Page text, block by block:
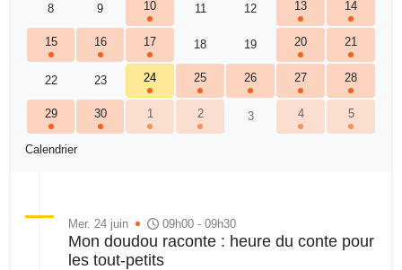
Calendrier
8 9 10 11 12 13 14
15 16 17 18 19 20 21
22 23 24 25 26 27 28
29 30 1 2 3 4 5
Mer. 24 juin 09h00 - 09h30
Mon doudou raconte : heure du conte pour
les tout-petits